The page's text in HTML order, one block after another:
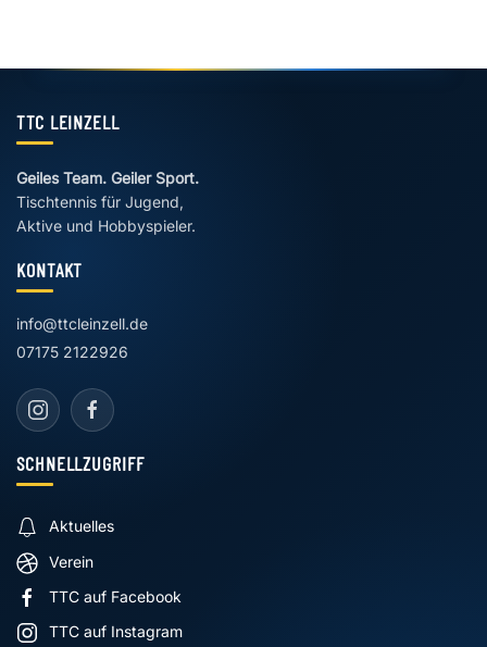
TTC LEINZELL
Geiles Team. Geiler Sport.
Tischtennis für Jugend,
Aktive und Hobbyspieler.
KONTAKT
info@ttcleinzell.de
07175 2122926
SCHNELLZUGRIFF
Aktuelles
Verein
TTC auf Facebook
TTC auf Instagram